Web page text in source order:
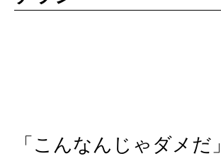
「こんなんじゃダメだ」